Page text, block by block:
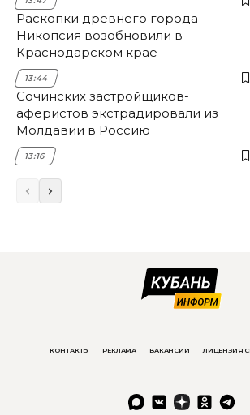
Раскопки древнего города
Никопсия возобновили в
Краснодарском крае
13:44
Сочинских застройщиков-
аферистов экстрадировали из
Молдавии в Россию
13:16
КОНТАКТЫ РЕКЛАМА ВАКАНСИИ ЛИЦЕНЗИЯ